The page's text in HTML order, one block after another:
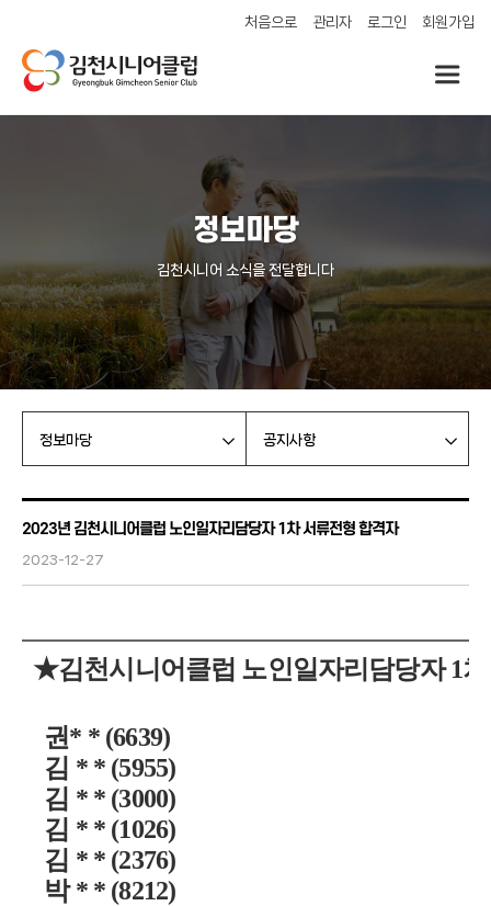
처음으로 관리자 로그인 회원가입
정보마당
김천시니어 소식을 전달합니다
정보마당 공지사항
2023년 김천시니어클럽 노인일자리담당자 1차 서류전형 합격자
2023-12-27
★김천시니어클럽 노인일자리담당자 1
권* * (6639)
김 * * (5955)
김 * * (3000)
김 * * (1026)
김 * * (2376)
박 * * (8212)